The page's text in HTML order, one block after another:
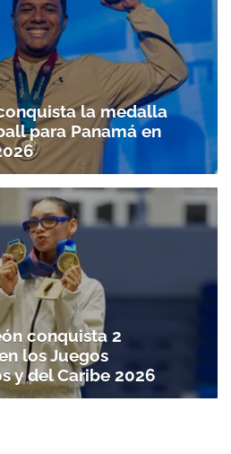
la medalla
para Panamá en
conquista 2
los Juegos
y del Caribe 2026